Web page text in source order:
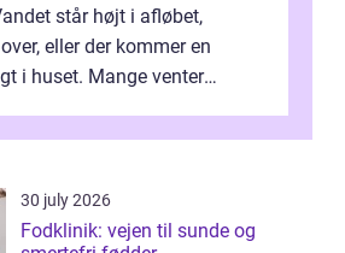
står højt i afløbet,
eller der kommer en
i huset. Mange venter
30 july 2026
Fodklinik: vejen til sunde og